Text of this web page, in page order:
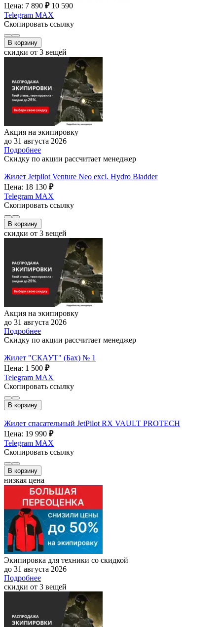
Цена: 7 890 ₽ 10 590
Telegram MAX
Скопировать ссылку
В корзину
скидки от 3 вещей
Акция на экипировку
до 31 августа 2026
Подробнее
Скидку по акции рассчитает менеджер
Жилет Jetpilot Venture Neo excl. Hydro Bladder
Цена: 18 130 ₽
Telegram MAX
Скопировать ссылку
В корзину
скидки от 3 вещей
Акция на экипировку
до 31 августа 2026
Подробнее
Скидку по акции рассчитает менеджер
Жилет "СКАУТ" (Бах) № 1
Цена: 1 500 ₽
Telegram MAX
Скопировать ссылку
В корзину
Жилет спасательный JetPilot RX VAULT PROTECH
Цена: 19 990 ₽
Telegram MAX
Скопировать ссылку
В корзину
низкая цена
Экипировка для техники со скидкой
до 31 августа 2026
Подробнее
скидки от 3 вещей